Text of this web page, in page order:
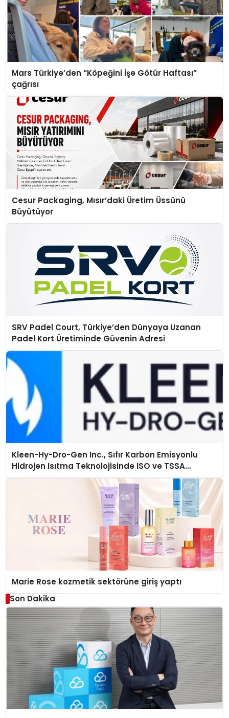
Mars Türkiye’den “Köpeğini İşe Götür Haftası”
çağrısı
Cesur Packaging, Mısır’daki Üretim Üssünü
Büyütüyor
SRV Padel Court, Türkiye’den Dünyaya Uzanan
Padel Kort Üretiminde Güvenin Adresi
Kleen-Hy-Dro-Gen Inc., Sıfır Karbon Emisyonlu
Hidrojen Isıtma Teknolojisinde ISO ve TSSA
Düzenleyici Onaylarını Aldı
Marie Rose kozmetik sektörüne giriş yaptı
Son Dakika